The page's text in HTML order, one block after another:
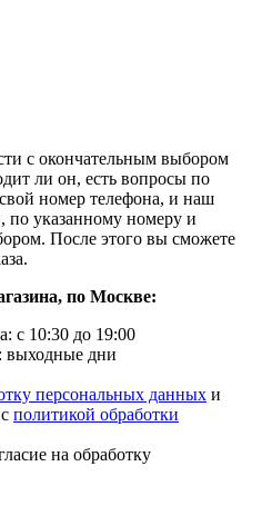
с окончательным выбором
ли он, есть вопросы по
номер телефона, и наш
по указанному номеру и
После этого вы сможете
по Москве:
с 10:30 до 19:00
выходные дни
персональных данных и
политикой обработки
на обработку